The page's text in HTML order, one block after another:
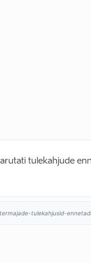
tulekahjude
tulekahjusid-